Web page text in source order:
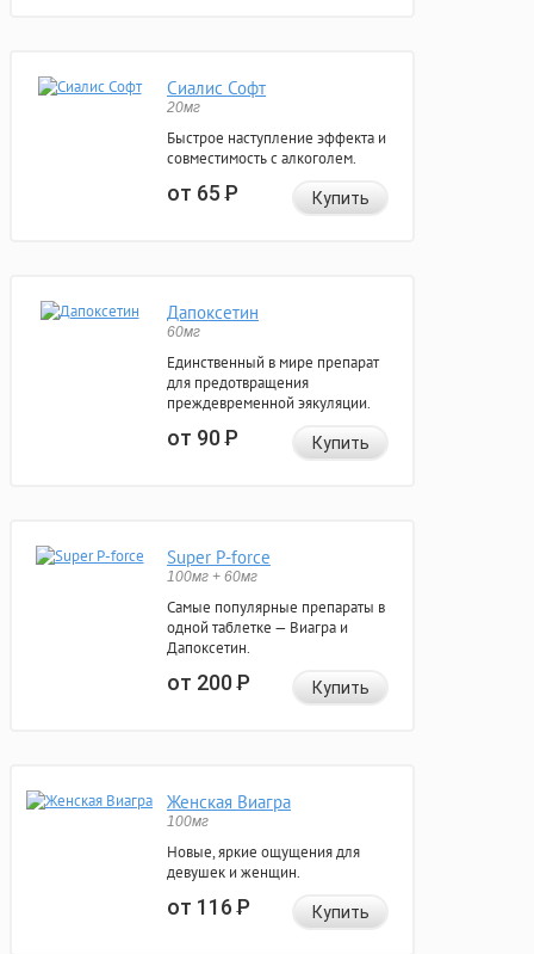
Сиалис Софт
20мг
Быстрое наступление эффекта и
совместимость с алкоголем.
от 65Р Купить
Дапоксетин
60мг
Единственный в мире препарат
для предотвращения
преждевременной эякуляции.
от 90Р Купить
Super P-force
100мг + 60мг
Самые популярные препараты в
одной таблетке — Виагра и
Дапоксетин.
от 200Р Купить
Женская Виагра
100мг
Новые, яркие ощущения для
девушек и женщин.
от 116Р Купить